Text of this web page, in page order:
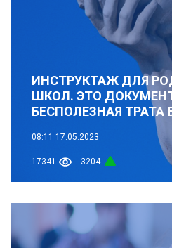
ИНСТРУКТАЖ ДЛЯ
ШКОЛ. ЭТО
БЕСПОЛЕЗНАЯ ТРАТА
08:11 17.05.2023
17341 3204